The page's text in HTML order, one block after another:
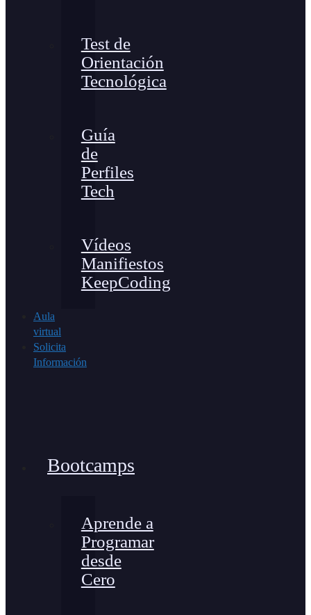
Test de
Orientación
Tecnológica
Guía
de
Perfiles
Tech
Vídeos
Manifiestos
KeepCoding
Aula
virtual
Solicita
Información
Bootcamps
Aprende a
Programar
desde
Cero